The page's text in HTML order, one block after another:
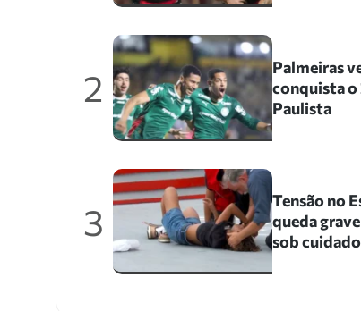
2
Palmeiras
conquista
Paulista
3
Tensão no
queda
sob